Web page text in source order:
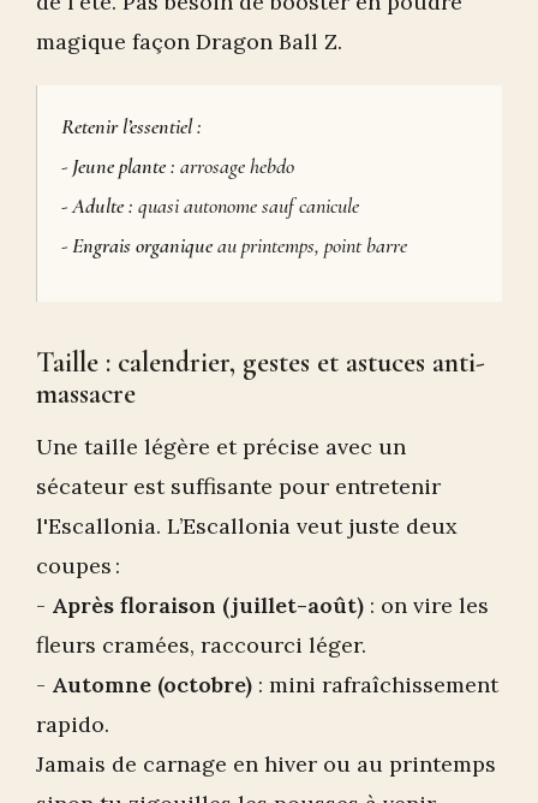
magique façon Dragon Ball Z.
Retenir l’essentiel :
- Jeune plante : arrosage hebdo
-Adulte : quasi autonome sauf canicule
-Engrais organiqueau printemps, point barre
Taille : calendrier, gestes et astuces anti-
massacre
Une taille légère et précise avec un
sécateur est suffisante pour entretenir
l'Escallonia. L’Escallonia veut juste deux
coupes :
- Après floraison (juillet-août) : on vire les
fleurs cramées, raccourci léger.
- Automne (octobre) : mini rafraîchissement
rapido.
Jamais de carnage en hiver ou au printemps